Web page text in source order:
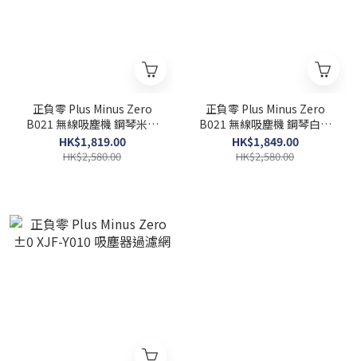
正負零 Plus Minus Zero
B021 無線吸塵機 鋼琴米白
色 香港行貨
HK$1,819.00
HK$2,580.00
正負零 Plus Minus Zero
B021 無線吸塵機 鋼琴白色
香港行貨
HK$1,849.00
HK$2,580.00